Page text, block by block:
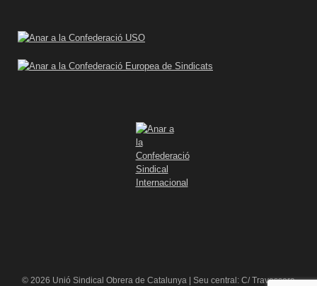
© 2026 Unió Sindical Obrera de Catalunya | Seu central: C/ Travessera